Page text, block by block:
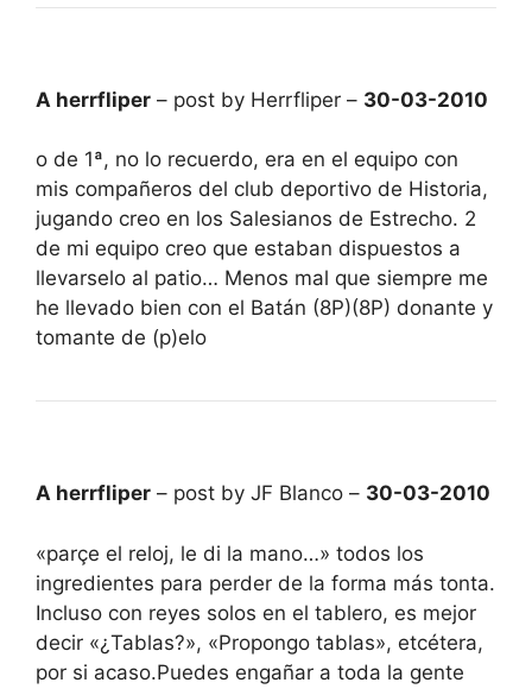
A herrfliper – post by Herrfliper – 30-03-2010
o de 1ª, no lo recuerdo, era en el equipo con
mis compañeros del club deportivo de Historia,
jugando creo en los Salesianos de Estrecho. 2
de mi equipo creo que estaban dispuestos a
llevarselo al patio… Menos mal que siempre me
he llevado bien con el Batán (8P)(8P) donante y
tomante de (p)elo
A herrfliper – post by JF Blanco – 30-03-2010
«parçe el reloj, le di la mano…» todos los
ingredientes para perder de la forma más tonta.
Incluso con reyes solos en el tablero, es mejor
decir «¿Tablas?», «Propongo tablas», etcétera,
por si acaso.Puedes engañar a toda la gente